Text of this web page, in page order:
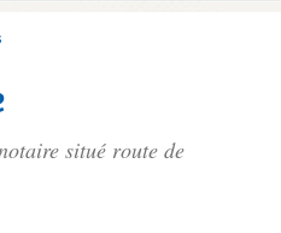
situé route de